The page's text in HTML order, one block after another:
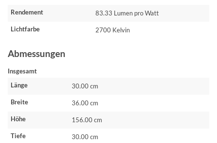
Rendement 83.33 Lumen pro Watt
Lichtfarbe 2700 Kelvin
Abmessungen
Insgesamt
Länge
30.00 cm
Breite 36.00 cm
Höhe 156.00 cm
Tiefe 30.00 cm